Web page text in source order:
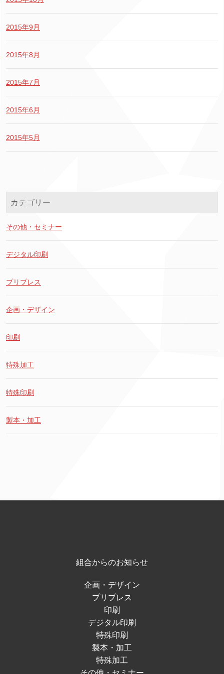
2015年9月
2015年8月
2015年7月
2015年6月
2015年5月
カテゴリー
その他・セミナー
デジタル印刷
プリプレス
企画・デザイン
印刷
特殊加工
特殊印刷
製本・加工
組合からのお知らせ
企画・デザイン
プリプレス
印刷
デジタル印刷
特殊印刷
製本・加工
特殊加工